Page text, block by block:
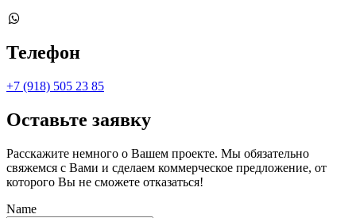
Телефон
+7 (918) 505 23 85
Оставьте заявку
Расскажите немного о Вашем проекте. Мы обязательно
свяжемся с Вами и сделаем коммерческое предложение, от
которого Вы не сможете отказаться!
Name